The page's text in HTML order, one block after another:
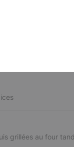
grillées au four